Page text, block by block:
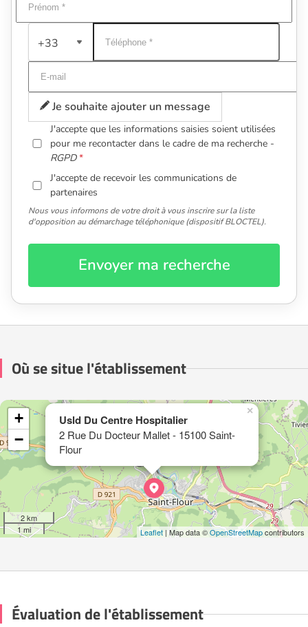
+33
Je souhaite ajouter un message
J'accepte que les informations saisies soient utilisées
pour me recontacter dans le cadre de ma recherche -
RGPD
J'accepte de recevoir les communications de
partenaires
Nous vous informons de votre droit à vous inscrire sur la liste
d'opposition au démarchage téléphonique (dispositif BLOCTEL).
Envoyer ma recherche
Où se situe l'établissement
Usld Du Centre Hospitalier
2 Rue Du Docteur Mallet - 15100 Saint-
Flour
×
+
−
2 km
1 mi
Leaflet | Map data ©OpenStreetMapcontributors
Évaluation de l'établissement